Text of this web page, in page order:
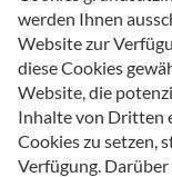
werden Ihnen
Website zur
diese Cookies
Website, die
Inhalte von Dritten
Cookies zu setzen,
Verfügung.